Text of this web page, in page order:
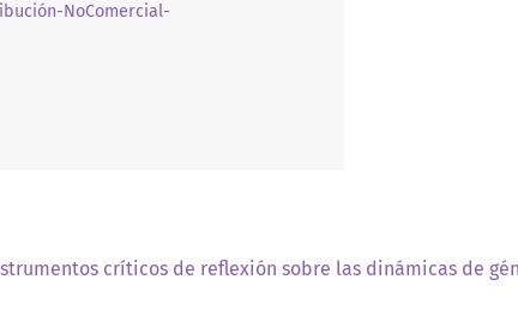
NoComercial-
críticos de reflexión sobre las dinámicas de